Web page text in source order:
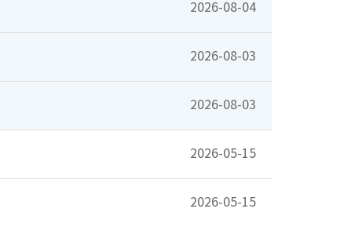
2026-08-04
2026-08-03
2026-08-03
2026-05-15
2026-05-15